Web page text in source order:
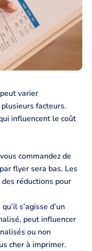
varier
facteurs.
influencent le coût
commandez de
flyer sera bas. Les
réductions pour
s’agisse d’un
peut influencer
ou non
cher à imprimer.